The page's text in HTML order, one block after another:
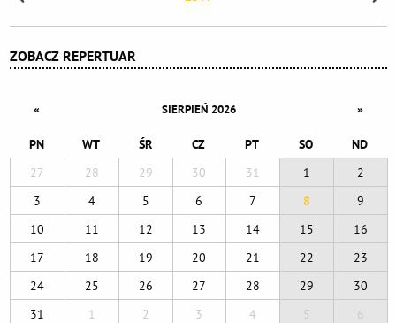
ZOBACZ REPERTUAR
« SIERPIEŃ 2026 »
PN WT ŚR CZ PT SO
ND
27
28 29 30 31 1
2
3
4 5 6 7 8
9
10
11 12 13 14 15
16
17
18 19 20 21 22
23
24
25 26 27 28 29
30
31
1 2 3 4 5 6